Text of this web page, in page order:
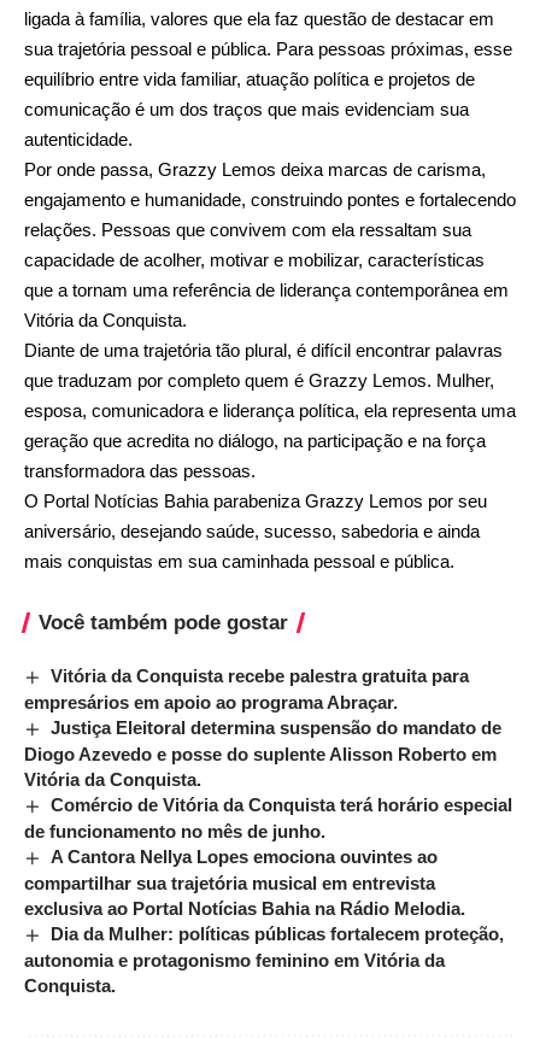
ligada à família, valores que ela faz questão de destacar em
sua trajetória pessoal e pública. Para pessoas próximas, esse
equilíbrio entre vida familiar, atuação política e projetos de
comunicação é um dos traços que mais evidenciam sua
autenticidade.
Por onde passa, Grazzy Lemos deixa marcas de carisma,
engajamento e humanidade, construindo pontes e fortalecendo
relações. Pessoas que convivem com ela ressaltam sua
capacidade de acolher, motivar e mobilizar, características
que a tornam uma referência de liderança contemporânea em
Vitória da Conquista.
Diante de uma trajetória tão plural, é difícil encontrar palavras
que traduzam por completo quem é Grazzy Lemos. Mulher,
esposa, comunicadora e liderança política, ela representa uma
geração que acredita no diálogo, na participação e na força
transformadora das pessoas.
O Portal Notícias Bahia parabeniza Grazzy Lemos por seu
aniversário, desejando saúde, sucesso, sabedoria e ainda
mais conquistas em sua caminhada pessoal e pública.
Você também pode gostar
Vitória da Conquista recebe palestra gratuita para
empresários em apoio ao programa Abraçar.
Justiça Eleitoral determina suspensão do mandato de
Diogo Azevedo e posse do suplente Alisson Roberto em
Vitória da Conquista.
Comércio de Vitória da Conquista terá horário especial
de funcionamento no mês de junho.
A Cantora Nellya Lopes emociona ouvintes ao
compartilhar sua trajetória musical em entrevista
exclusiva ao Portal Notícias Bahia na Rádio Melodia.
Dia da Mulher: políticas públicas fortalecem proteção,
autonomia e protagonismo feminino em Vitória da
Conquista.